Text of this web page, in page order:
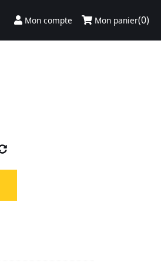
Mon compte Mon panier(0)